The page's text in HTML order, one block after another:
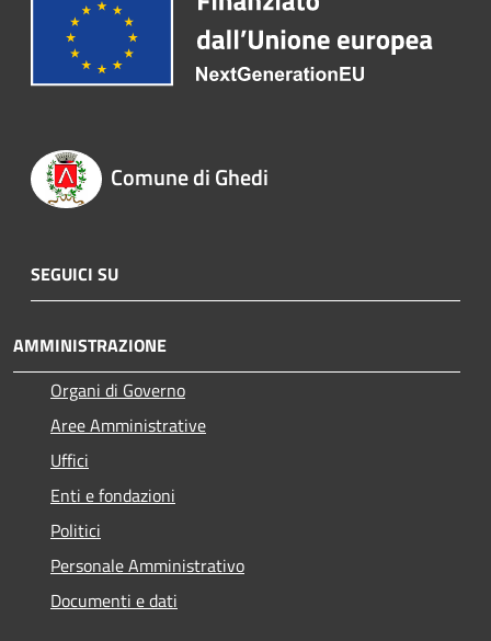
Comune di Ghedi
SEGUICI SU
AMMINISTRAZIONE
Organi di Governo
Aree Amministrative
Uffici
Enti e fondazioni
Politici
Personale Amministrativo
Documenti e dati